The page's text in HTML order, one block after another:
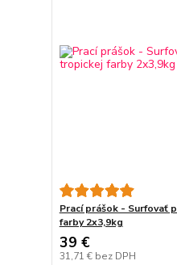
Prací prášok - Surfovať
farby 2x3,9kg
39 €
31,71 € bez DPH